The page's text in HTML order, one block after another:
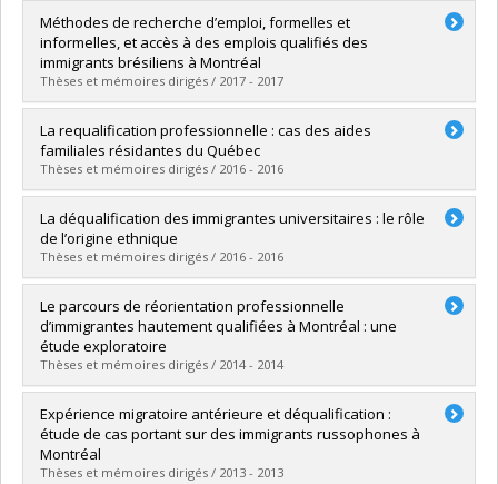
Méthodes de recherche d’emploi, formelles et
informelles, et accès à des emplois qualifiés des
immigrants brésiliens à Montréal
Thèses et mémoires dirigés / 2017 - 2017
Graduate :Simonsen, Christiana
Cycle :Master's
Grade :M. Sc.
Lien vers le document dans Papyrus
La requalification professionnelle : cas des aides
familiales résidantes du Québec
Thèses et mémoires dirigés / 2016 - 2016
Graduate :Matte Guilmain, Laurence
Cycle :Master's
Grade :M. Sc.
Lien vers le document dans Papyrus
La déqualification des immigrantes universitaires : le rôle
de l’origine ethnique
Thèses et mémoires dirigés / 2016 - 2016
Graduate : Bellemare, Karine
Cycle :Doctoral
Grade :Ph. D.
Lien vers le document dans Papyrus
Le parcours de réorientation professionnelle
d’immigrantes hautement qualifiées à Montréal : une
étude exploratoire
Thèses et mémoires dirigés / 2014 - 2014
Graduate :Germain, Danielle
Cycle :Master's
Grade :M. Sc.
Lien vers le document dans Papyrus
Expérience migratoire antérieure et déqualification :
étude de cas portant sur des immigrants russophones à
Montréal
Thèses et mémoires dirigés / 2013 - 2013